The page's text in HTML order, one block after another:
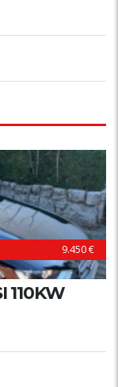
F
U
L
L
O
P
R
E
M
A
9.450 €
110KW